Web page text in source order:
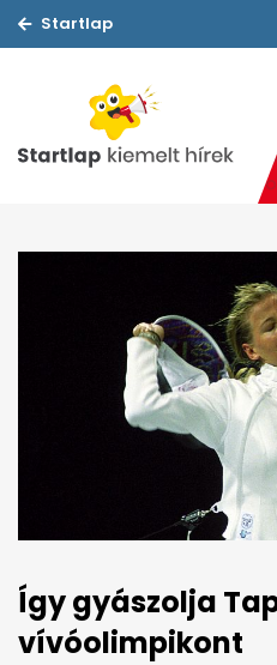
Startlap
Így gyászolja
vívóolimpikont